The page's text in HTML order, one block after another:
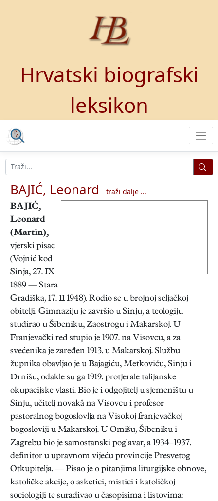
Hrvatski biografski
leksikon
BAJIĆ, Leonard
traži dalje ...
BAJIĆ,
Leonard
(Martin),
vjerski pisac
(Vojnić kod
Sinja, 27. IX
1889 — Stara
Gradiška, 17. II 1948). Rodio se u brojnoj seljačkoj
obitelji. Gimnaziju je završio u Sinju, a teologiju
studirao u Šibeniku, Zaostrogu i Makarskoj. U
Franjevački red stupio je 1907. na Visovcu, a za
svećenika je zaređen 1913. u Makarskoj. Službu
župnika obavljao je u Bajagiću, Metkoviću, Sinju i
Drnišu, odakle su ga 1919. protjerale talijanske
okupacijske vlasti. Bio je i odgojitelj u sjemeništu u
Sinju, učitelj novakâ na Visovcu i profesor
pastoralnog bogoslovlja na Visokoj franjevačkoj
bogosloviji u Makarskoj. U Omišu, Šibeniku i
Zagrebu bio je samostanski poglavar, a 1934–1937.
definitor u upravnom vijeću provincije Presvetog
Otkupitelja. — Pisao je o pitanjima liturgijske obnove,
katoličke akcije, o asketici, mistici i katoličkoj
sociologiji te surađivao u časopisima i listovima: